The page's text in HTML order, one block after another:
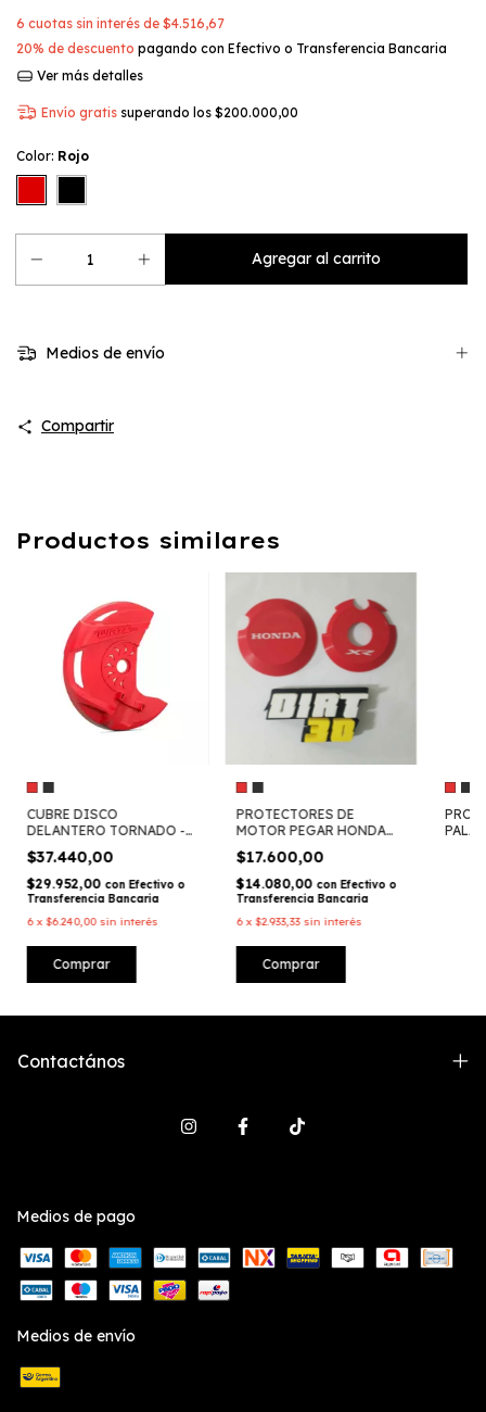
6 cuotas sin interés de $4.516,67
20% de descuento pagando con Efectivo o Transferencia Bancaria
Ver más detalles
Envío gratis superando los $200.000,00
Color: Rojo
Medios de envío
Compartir
Productos similares
CUBRE DISCO
DELANTERO TORNADO -
WIRTZ RACING
$37.440,00
$29.952,00 con Efectivo o
Transferencia Bancaria
6 x$6.240,00 sin interés
Comprar
PROTECTORES DE
MOTOR PEGAR HONDA
TORNADO - DIRT3D
$17.600,00
$14.080,00 con Efectivo o
Transferencia Bancaria
6 x$2.933,33 sin interés
Comprar
Contactános
Medios de pago
Medios de envío